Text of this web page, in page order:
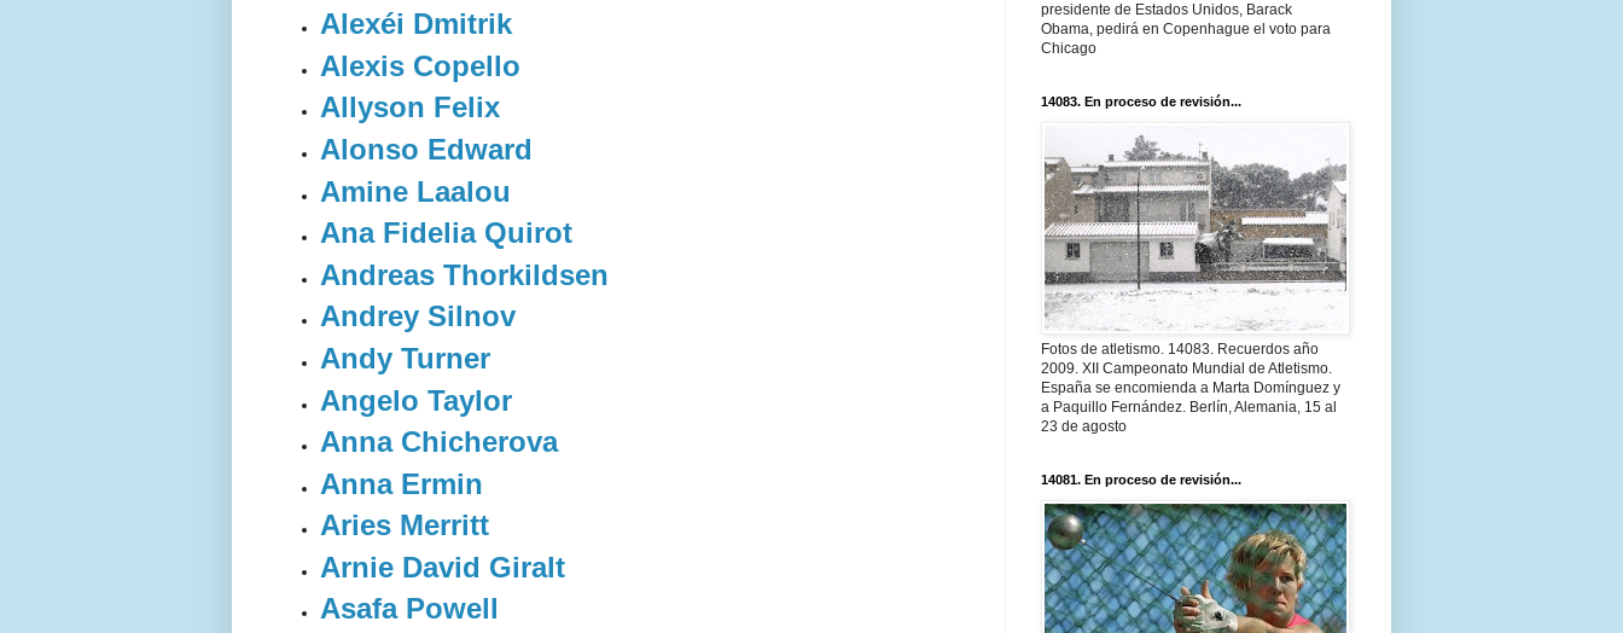
Alexéi Dmitrik
Alexis Copello
Allyson Felix
Alonso Edward
Amine Laalou
Ana Fidelia Quirot
Andreas Thorkildsen
Andrey Silnov
Andy Turner
Angelo Taylor
Anna Chicherova
Anna Ermin
Aries Merritt
Arnie David Giralt
Asafa Powell
presidente de Estados Unidos, Barack
Obama, pedirá en Copenhague el voto para
Chicago
14083. En proceso de revisión...
Fotos de atletismo. 14083. Recuerdos año
2009. XII Campeonato Mundial de Atletismo.
España se encomienda a Marta Domínguez y
a Paquillo Fernández. Berlín, Alemania, 15 al
23 de agosto
14081. En proceso de revisión...